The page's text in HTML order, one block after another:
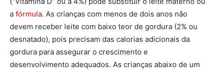
a fórmula. As crianças com menos de dois anos não
devem receber leite com baixo teor de gordura (2% ou
desnatado), pois precisam das calorias adicionais da
gordura para assegurar o crescimento e
desenvolvimento adequados. As crianças abaixo de um